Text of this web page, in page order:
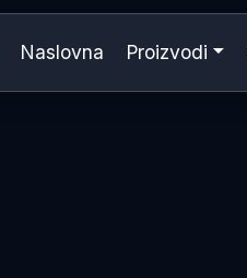
Naslovna Proizvodi